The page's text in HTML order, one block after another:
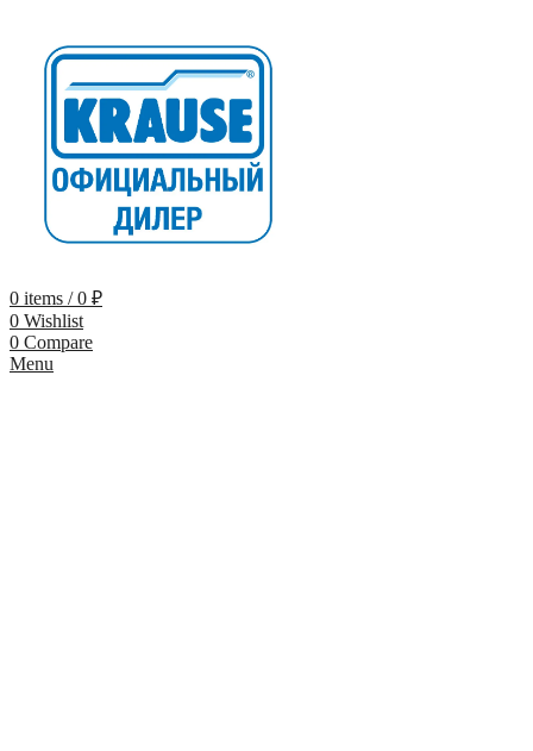
0 items / 0 ₽
0 Wishlist
0 Compare
Menu